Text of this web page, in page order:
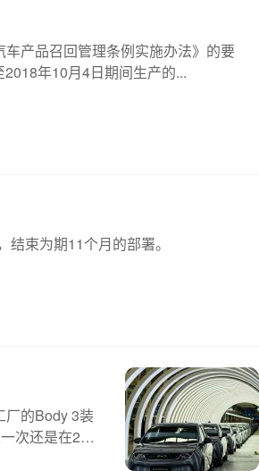
产品召回管理条例实施办法》的要
年10月4日期间生产的...
束为期11个月的部署。
厂的Body 3装
次还是在201